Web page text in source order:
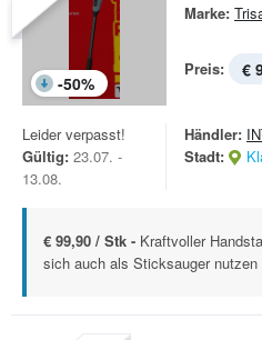
-50%
Marke:
Preis: €
Leider verpasst!
Gültig: 23.07. -
13.08.
Händler:
Stadt:
€ 99,90 / Stk - Kraftvoller
sich auch als Sticksauger